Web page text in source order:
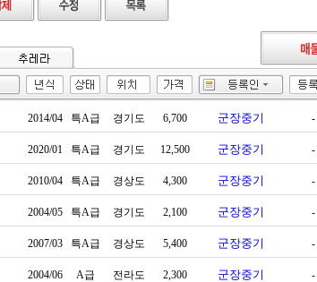
2014/04 특A급 경기도 6,700 군장중기 -
2020/01 특A급 경기도 12,500 군장중기 -
2010/04 특A급 경상도 4,300 군장중기 -
2004/05 특A급 경기도 2,100 군장중기 -
2007/03 특A급 경상도 5,400 군장중기 -
2004/06 A급 전라도 2,300 군장중기 -